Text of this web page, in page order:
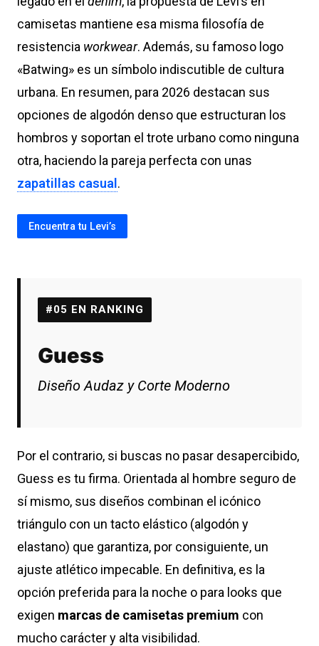
camisetas mantiene esa misma filosofía de
resistencia workwear. Además, su famoso logo
«Batwing» es un símbolo indiscutible de cultura
urbana. En resumen, para 2026 destacan sus
opciones de algodón denso que estructuran los
hombros y soportan el trote urbano como ninguna
otra, haciendo la pareja perfecta con unas
zapatillas casual.
Encuentra tu Levi’s
#05 EN RANKING
Guess
Diseño Audaz y Corte Moderno
Por el contrario, si buscas no pasar desapercibido,
Guess es tu firma. Orientada al hombre seguro de
sí mismo, sus diseños combinan el icónico
triángulo con un tacto elástico (algodón y
elastano) que garantiza, por consiguiente, un
ajuste atlético impecable. En definitiva, es la
opción preferida para la noche o para looks que
exigen marcas de camisetas premium con
mucho carácter y alta visibilidad.